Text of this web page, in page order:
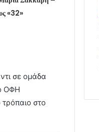
«32»
σε ομάδα
ΟΦΗ
στο